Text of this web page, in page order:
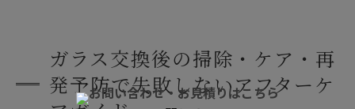
ガラス交換後の掃除・ケア・再
発予防で失敗しないアフターケ